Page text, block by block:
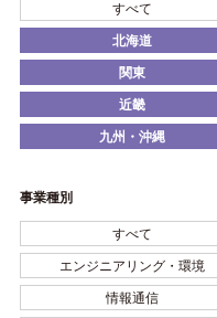
すべて
北海道
関東
近畿
九州・沖縄
事業種別
すべて
エンジニアリング・環境
情報通信